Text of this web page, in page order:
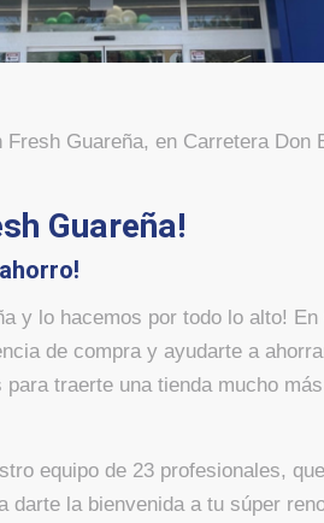
Guareña, en Carretera Don
Guareña!
y lo hacemos por todo lo alto!
de compra y ayudarte a
traerte una tienda mucho
equipo de 23 profesionales,
la bienvenida a tu súper